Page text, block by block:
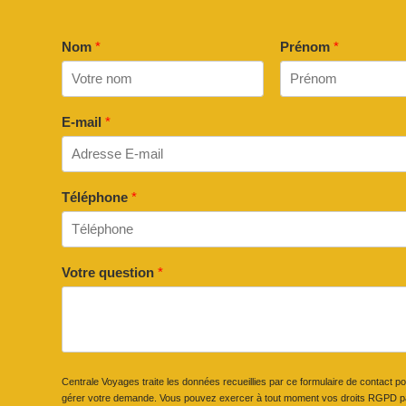
Nom * Prénom *
E-mail *
Téléphone *
Votre question *
Centrale Voyages traite les données recueillies par ce formulaire de contact
gérer votre demande. Vous pouvez exercer à tout moment vos droits RGPD